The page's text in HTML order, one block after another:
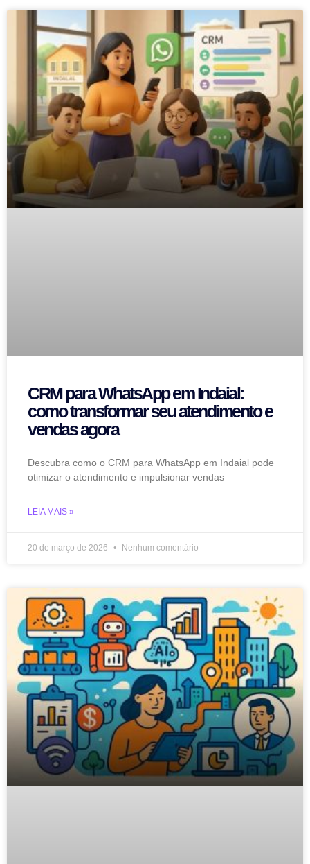
CRM para WhatsApp em Indaial:
como transformar seu atendimento e
vendas agora
Descubra como o CRM para WhatsApp em Indaial pode
otimizar o atendimento e impulsionar vendas
LEIA MAIS »
20 de março de 2026 Nenhum comentário